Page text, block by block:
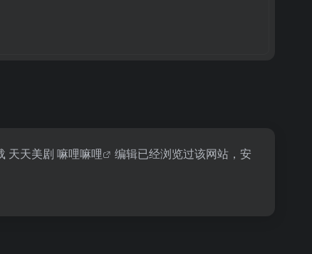
天天美剧 嘛哩嘛哩
编辑已经浏览过该网站，安